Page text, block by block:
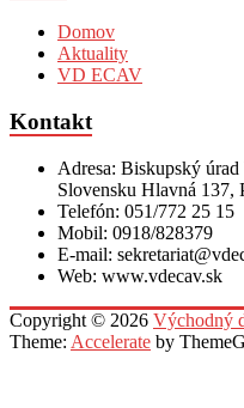
Domov
Aktuality
VD ECAV
Kontakt
Adresa: Biskupský
Slovensku Hlavná 137,
Telefón: 051/772 25 15
Mobil: 0918/828379
E-mail:
Web: www.vdecav.sk
Copyright © 2026 Východný
Theme: Accelerate by